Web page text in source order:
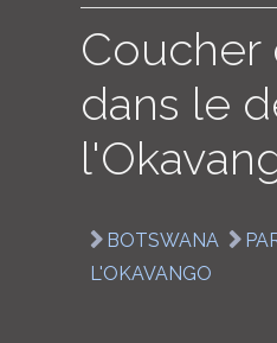
Coucher
dans le
BOTSWANA
L'OKAVANGO